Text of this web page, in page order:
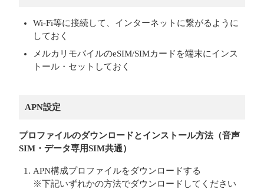
Wi-Fi等に接続して、インターネットに繋がるように
しておく
メルカリモバイルのeSIM/SIMカードを端末にインス
トール・セットしておく
APN設定
プロファイルのダウンロードとインストール方法（音声
SIM・データ専用SIM共通）
APN構成プロファイルをダウンロードする
※下記いずれかの方法でダウンロードしてください